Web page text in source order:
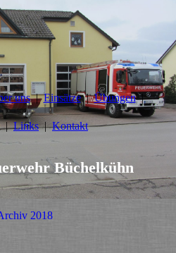
uns Einsätze Übungen
Links Kontakt
Büchelkühn
2018